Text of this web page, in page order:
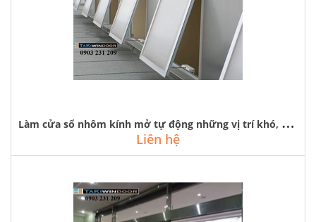
L
àm cửa sổ nhôm kính mở tự động những vị trí khó, vách kính, mái kính
Liên hệ